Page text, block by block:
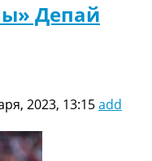
Депай
2023, 13:15add